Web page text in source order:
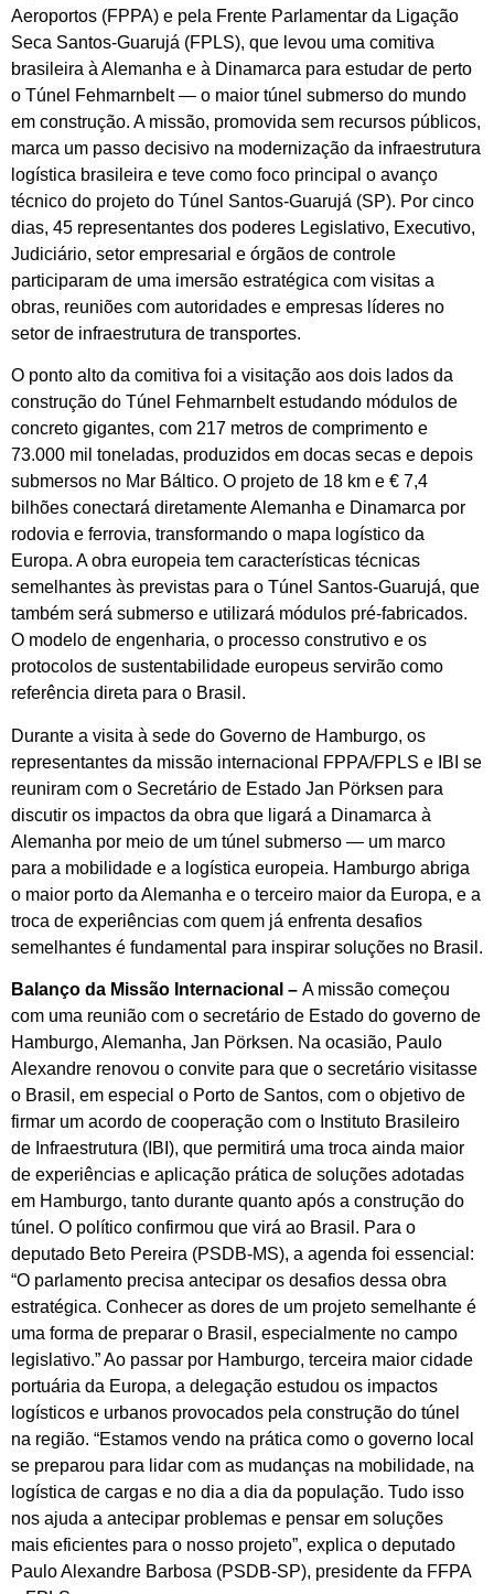
Aeroportos (FPPA) e pela Frente Parlamentar da Ligação
Seca Santos-Guarujá (FPLS), que levou uma comitiva
brasileira à Alemanha e à Dinamarca para estudar de perto
o Túnel Fehmarnbelt — o maior túnel submerso do mundo
em construção. A missão, promovida sem recursos públicos,
marca um passo decisivo na modernização da infraestrutura
logística brasileira e teve como foco principal o avanço
técnico do projeto do Túnel Santos-Guarujá (SP). Por cinco
dias, 45 representantes dos poderes Legislativo, Executivo,
Judiciário, setor empresarial e órgãos de controle
participaram de uma imersão estratégica com visitas a
obras, reuniões com autoridades e empresas líderes no
setor de infraestrutura de transportes.
O ponto alto da comitiva foi a visitação aos dois lados da
construção do Túnel Fehmarnbelt estudando módulos de
concreto gigantes, com 217 metros de comprimento e
73.000 mil toneladas, produzidos em docas secas e depois
submersos no Mar Báltico. O projeto de 18 km e € 7,4
bilhões conectará diretamente Alemanha e Dinamarca por
rodovia e ferrovia, transformando o mapa logístico da
Europa. A obra europeia tem características técnicas
semelhantes às previstas para o Túnel Santos-Guarujá, que
também será submerso e utilizará módulos pré-fabricados.
O modelo de engenharia, o processo construtivo e os
protocolos de sustentabilidade europeus servirão como
referência direta para o Brasil.
Durante a visita à sede do Governo de Hamburgo, os
representantes da missão internacional FPPA/FPLS e IBI se
reuniram com o Secretário de Estado Jan Pörksen para
discutir os impactos da obra que ligará a Dinamarca à
Alemanha por meio de um túnel submerso — um marco
para a mobilidade e a logística europeia. Hamburgo abriga
o maior porto da Alemanha e o terceiro maior da Europa, e a
troca de experiências com quem já enfrenta desafios
semelhantes é fundamental para inspirar soluções no Brasil.
Balanço da Missão Internacional – A missão começou
com uma reunião com o secretário de Estado do governo de
Hamburgo, Alemanha, Jan Pörksen. Na ocasião, Paulo
Alexandre renovou o convite para que o secretário visitasse
o Brasil, em especial o Porto de Santos, com o objetivo de
firmar um acordo de cooperação com o Instituto Brasileiro
de Infraestrutura (IBI), que permitirá uma troca ainda maior
de experiências e aplicação prática de soluções adotadas
em Hamburgo, tanto durante quanto após a construção do
túnel. O político confirmou que virá ao Brasil. Para o
deputado Beto Pereira (PSDB-MS), a agenda foi essencial:
“O parlamento precisa antecipar os desafios dessa obra
estratégica. Conhecer as dores de um projeto semelhante é
uma forma de preparar o Brasil, especialmente no campo
legislativo.” Ao passar por Hamburgo, terceira maior cidade
portuária da Europa, a delegação estudou os impactos
logísticos e urbanos provocados pela construção do túnel
na região. “Estamos vendo na prática como o governo local
se preparou para lidar com as mudanças na mobilidade, na
logística de cargas e no dia a dia da população. Tudo isso
nos ajuda a antecipar problemas e pensar em soluções
mais eficientes para o nosso projeto”, explica o deputado
Paulo Alexandre Barbosa (PSDB-SP), presidente da FFPA